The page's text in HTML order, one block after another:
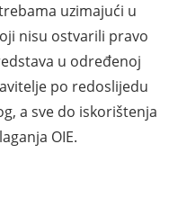
uzimajući u
nisu ostvarili pravo
u određenoj
po redoslijedu
a sve do iskorištenja
OIE.